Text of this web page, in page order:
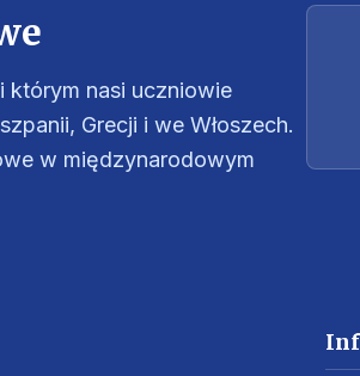
którym nasi uczniowie
Grecji i we Włoszech.
w międzynarodowym